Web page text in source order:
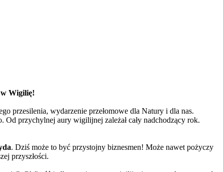
w Wigilię!
przesilenia, wydarzenie przełomowe dla Natury i dla nas.
Od przychylnej aury wigilijnej zależał cały nadchodzący rok.
. Dziś może to być przystojny biznesmen! Może nawet pożyczy
przyszłości.